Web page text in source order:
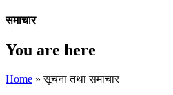
समाचार
You are here
Home » सूचना तथा समाचार